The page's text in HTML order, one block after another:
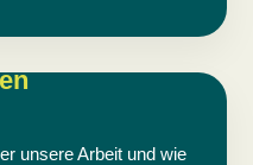
unsere Arbeit und wie